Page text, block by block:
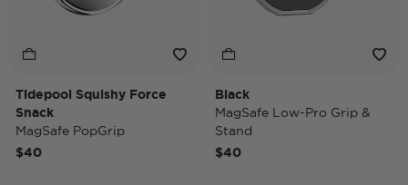
Tidepool Squishy Force
Snack
MagSafe PopGrip
$40
Black
MagSafe Low-Pro Grip &
Stand
$40